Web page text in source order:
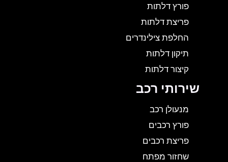
פורץ דלתות
פריצת דלתות
החלפת צילינדרים
תיקון דלתות
קיצור דלתות
שירותי רכב
מנעולן רכב
פורץ רכבים
פריצת רכבים
שחזור מפתח